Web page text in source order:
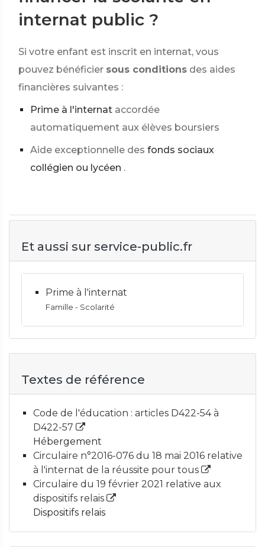
internat public ?
Si votre enfant est inscrit en internat, vous
pouvez bénéficier sous conditions des aides
financières suivantes :
Prime à l'internat accordée
automatiquement aux élèves boursiers
Aide exceptionnelle des fonds sociaux
collégien ou lycéen .
Et aussi sur service-public.fr
Prime à l'internat
Famille - Scolarité
Textes de référence
Code de l'éducation : articles D422-54 à
D422-57
Hébergement
Circulaire n°2016-076 du 18 mai 2016 relative
à l'internat de la réussite pour tous
Circulaire du 19 février 2021 relative aux
dispositifs relais
Dispositifs relais